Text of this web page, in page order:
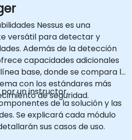
Nessus es una
versátil para detectar y
Además de la detección
capacidades adicionales
base, donde se compara la
con los estándares más
de seguridad.
por un instructor,
de la solución y las
Se explicará cada módulo
sus casos de uso.